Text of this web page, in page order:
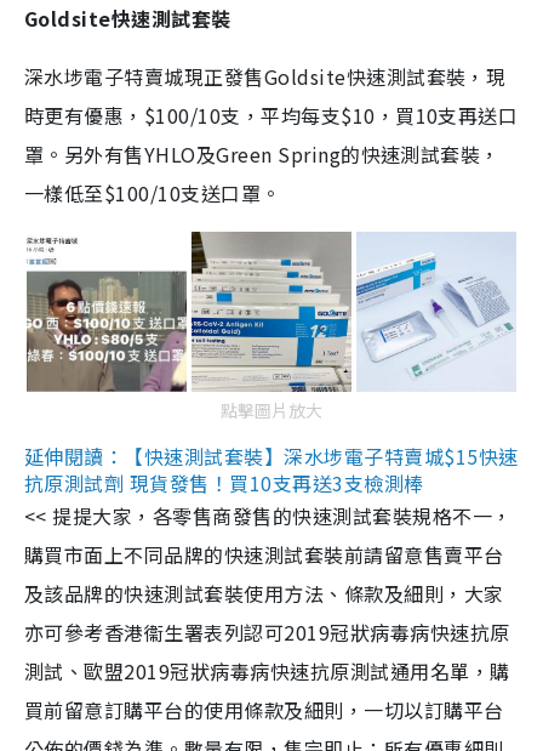
Goldsite快速測試套裝
深水埗電子特賣城現正發售Goldsite快速測試套裝，現
時更有優惠，$100/10支，平均每支$10，買10支再送口
罩。另外有售YHLO及Green Spring的快速測試套裝，
一樣低至$100/10支送口罩。
點擊圖片放大
延伸閱讀：【快速測試套裝】深水埗電子特賣城$15快速
抗原測試劑 現貨發售！買10支再送3支檢測棒
<< 提提大家，各零售商發售的快速測試套裝規格不一，
購買市面上不同品牌的快速測試套裝前請留意售賣平台
及該品牌的快速測試套裝使用方法、條款及細則，大家
亦可參考香港衞生署表列認可2019冠狀病毒病快速抗原
測試、歐盟2019冠狀病毒病快速抗原測試通用名單，購
買前留意訂購平台的使用條款及細則，一切以訂購平台